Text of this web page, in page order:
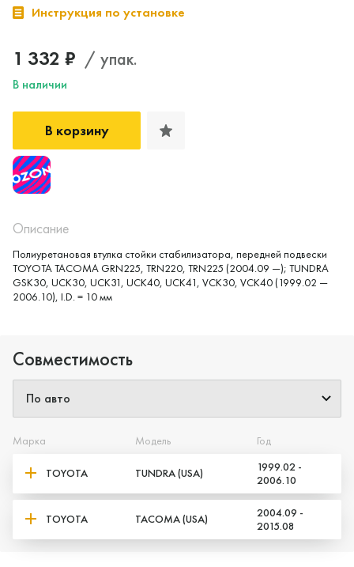
Инструкция по установке
1 332 ₽ / упак.
В наличии
В корзину
Описание
Полиуретановая втулка стойки стабилизатора, передней подвески
TOYOTA TACOMA GRN225, TRN220, TRN225 (2004.09 —); TUNDRA
GSK30, UCK30, UCK31, UCK40, UCK41, VCK30, VCK40 (1999.02 —
2006.10), I.D. = 10 мм
Совместимость
Марка Модель Год
TOYOTA TUNDRA (USA)
1999.02 -
2006.10
TOYOTA TACOMA (USA)
2004.09 -
2015.08